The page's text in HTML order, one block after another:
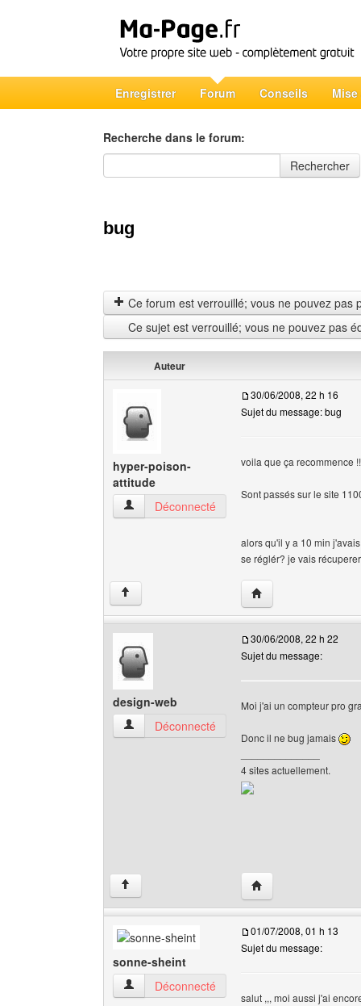
Enregistrer Forum Conseils Mise
Recherche dans le forum:
Recherche dans le forum
Rechercher
bug
Ce forum est verrouillé; vous ne pouvez pas
Ce sujet est verrouillé; vous ne pouvez pas
Auteur
hyper-poison-
attitude
hyper-poison-attitude Voir le profil de
Déconnecté
30/06/2008, 22 h 16
Sujet du message: bug
voila que ça recommence !!
Sont passés sur le site
alors qu'il y a 10 min
se réglér? je vais
↑ Visiter le site web
design-web
design-web Voir le profil de l'utilisateur
Déconnecté
30/06/2008, 22 h 22
Sujet du message:
Moi j'ai un compteur pro
Donc il ne bug jamais
4 sites actuellement.
↑ Visiter le site web
sonne-sheint
sonne-sheint Voir le profil de l'utilisateur
Déconnecté
01/07/2008, 01 h 13
Sujet du message:
salut ,,, moi aussi j'ai